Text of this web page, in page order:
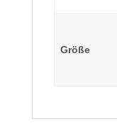
Größe